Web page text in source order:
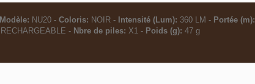
Modèle: NU20 - Coloris: NOIR - Intensité (Lum): 360 LM - Portée (m):
RECHARGEABLE - Nbre de piles: X1 - Poids (g): 47 g